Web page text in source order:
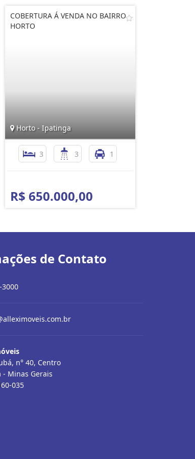
COBERTURA Á VENDA NO BAIRRO
HORTO
Horto - Ipatinga
3 3 1
R$ 650.000,00
de Contato
3000
n° 40, Centro
Minas Gerais
035